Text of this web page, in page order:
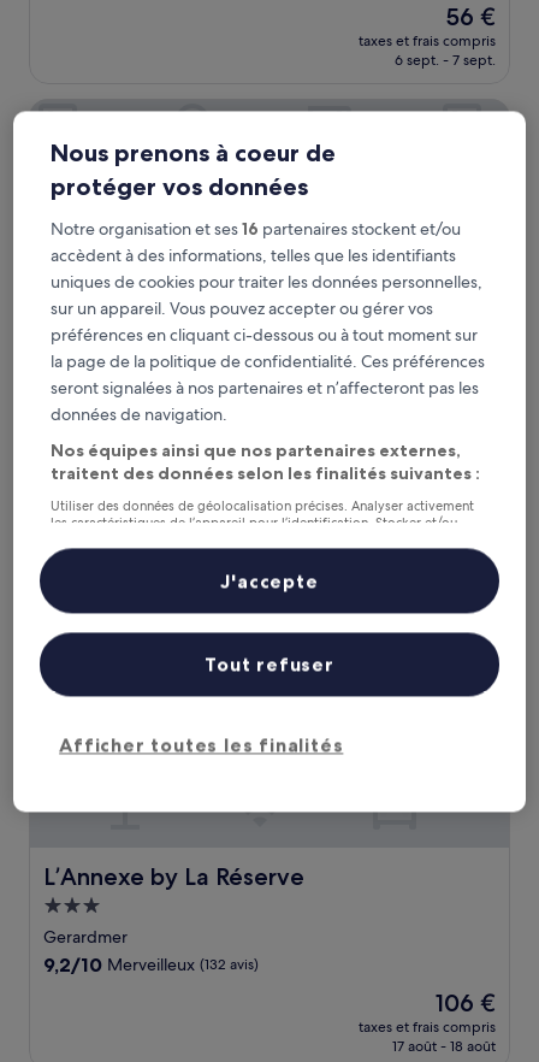
Le
nouveau
prix
de
56 €
taxes et frais compris
6 sept. - 7 sept.
Hôtel La Marmotte
Hôtel La Marmotte
8.4
sur
10,
Très
(217 avis)
8,4/10 Très bien (217 avis)
nouveau
est
101 €
taxes et frais compris
Hôtel La Marmotte
L’Annexe by La Réserve
L’Annexe by La Réserve
Hébergement
3.0 étoiles
Gerardmer
9.2
9,2/10 Merveilleux (132 avis)
Le
nouveau
prix
106 €
taxes et frais compris
17 août - 18 août
L’Annexe by La Réserve
Nous prenons à coeur de
protéger vos données
Notre organisation et ses16 partenaires stockent et/ou
accèdent à des informations, telles que les identifiants
uniques de cookies pour traiter les données personnelles,
sur un appareil. Vous pouvez accepter ou gérer vos
préférences en cliquant ci-dessous ou à tout moment sur
la page de la politique de confidentialité. Ces préférences
seront signalées à nos partenaires et n’affecteront pas les
données de navigation.
Nos équipes ainsi que nos partenaires externes,
traitent des données selon les finalités suivantes :
Utiliser des données de géolocalisation précises. Analyser activement
les caractéristiques de l’appareil pour l’identification. Stocker et/ou
personnalisés, mesure de performance des publicités et du contenu,
études d’audience et développement de services.
Liste de nos partenaires (fournisseurs)
Afficher toutes les finalités
Tout refuser
J'accepte